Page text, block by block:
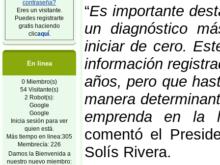
contraseña?
Eres un visitante.
Puedes registrarte
gratis haciendo
clicaquí.
En linea
0 Miembro(s)
54 Visitante(s)
2 Robot(s):
Google
Google
Inicia sesión para ver
quien está.
Más tiempo en linea:305
Membrecía: 226
Damos la Bienvenida a
nuestro nuevo miembro:
“Es importante
un diagnóstico
iniciar de cero.
información
años, pero que
manera
emprenda en la
comentó el
Solís Rivera.